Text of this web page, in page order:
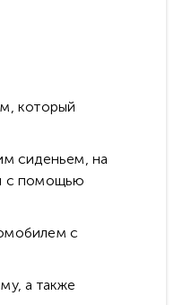
который
сиденьем, на
с помощью
с
а также